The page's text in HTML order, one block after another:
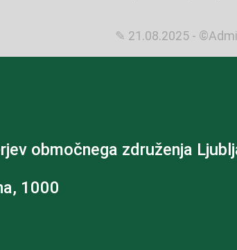
✎ 21.08.2025 -
območnega združenja
1000